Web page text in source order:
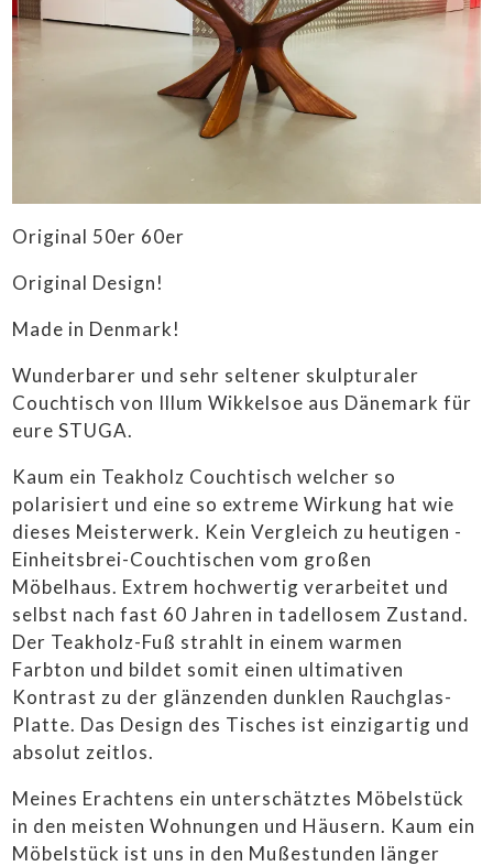
HOME
ABOUT
VINTAGE FURNITURE
LAMPEN
SALE
STUGALOVE SHOP
CONTEMPORARY ART
ANKAUF
LIEFERBEDINGUNGEN
IMPRESSUM
Original 50er 60er
Original Design!
Made in Denmark!
Wunderbarer und sehr seltener skulpturaler
Couchtisch von Illum Wikkelsoe aus Dänemark für
eure STUGA.
Kaum ein Teakholz Couchtisch welcher so
polarisiert und eine so extreme Wirkung hat wie
dieses Meisterwerk. Kein Vergleich zu heutigen -
Einheitsbrei-Couchtischen vom großen
Möbelhaus. Extrem hochwertig verarbeitet und
selbst nach fast 60 Jahren in tadellosem Zustand.
Der Teakholz-Fuß strahlt in einem warmen
Farbton und bildet somit einen ultimativen
Kontrast zu der glänzenden dunklen Rauchglas-
Platte. Das Design des Tisches ist einzigartig und
absolut zeitlos.
Meines Erachtens ein unterschätztes Möbelstück
in den meisten Wohnungen und Häusern. Kaum ein
Möbelstück ist uns in den Mußestunden länger